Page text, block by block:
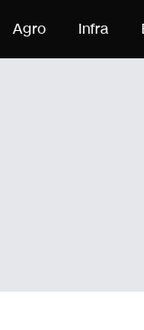
Agro Infra